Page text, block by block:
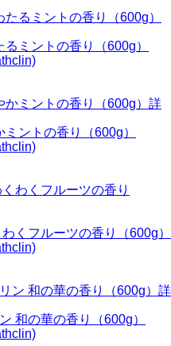
ミントの香り（600g）
詳
ントの香り（600g）
くフルーツの香り（600g）
詳
和の華の香り（600g）